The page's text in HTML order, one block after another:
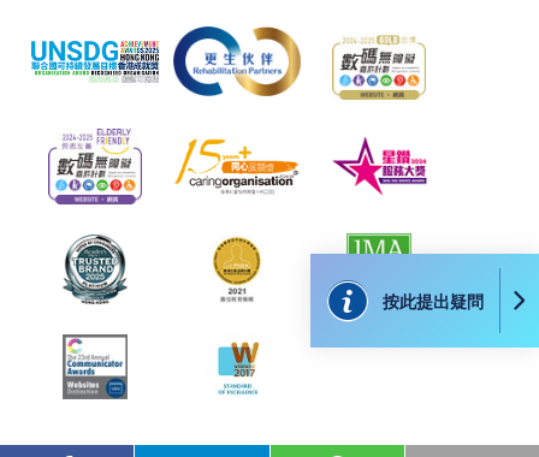
網上支付可通過「繳費靈」(PPS) (不適用於手機)、
VISA 或 Mastercard、「微信支付」(Online WeChat
繳付學費。
親身報名/郵遞
凡以「先到先得」為取錄方式的課程，請填妥
費以及所需證明文件呈交。
按此提出疑問
折